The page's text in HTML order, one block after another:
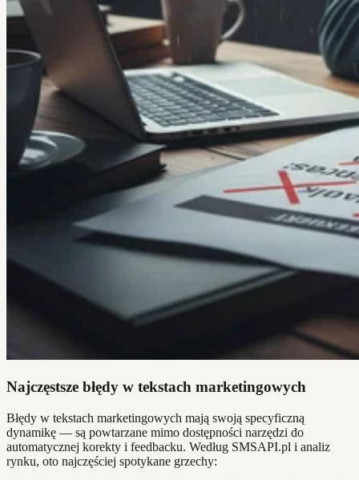
Najczęstsze błędy w tekstach marketingowych
Błędy w tekstach marketingowych mają swoją specyficzną
dynamikę — są powtarzane mimo dostępności narzędzi do
automatycznej korekty i feedbacku. Według SMSAPI.pl i analiz
rynku, oto najczęściej spotykane grzechy: